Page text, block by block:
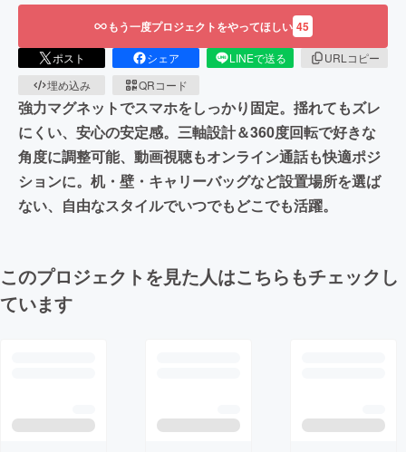
もう一度プロジェクトをやってほしい 45
ポスト シェア LINEで送る
URLコピー
埋め込み
QRコード
強力マグネットでスマホをしっかり固定。揺れてもズレ
にくい、安心の安定感。三軸設計＆360度回転で好きな
角度に調整可能、動画視聴もオンライン通話も快適ポジ
ションに。机・壁・キャリーバッグなど設置場所を選ば
ない、自由なスタイルでいつでもどこでも活躍。
このプロジェクトを見た人はこちらもチェックし
ています